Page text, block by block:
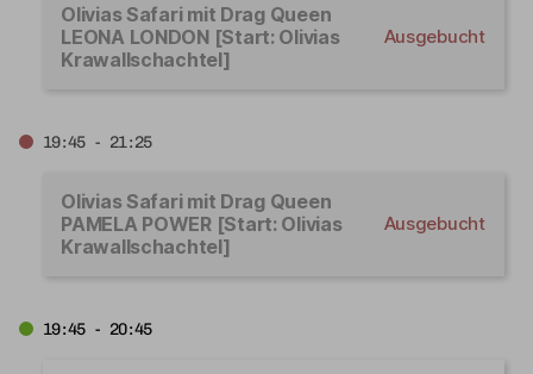
Olivias Safari mit Drag Queen
LEONA LONDON [Start: Olivias
Krawallschachtel]
Ausgebucht
19:45 - 21:25
Olivias Safari mit Drag Queen
PAMELA POWER [Start: Olivias
Krawallschachtel]
Ausgebucht
19:45 - 20:45